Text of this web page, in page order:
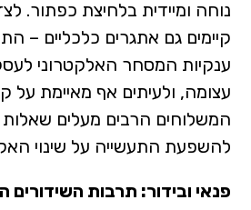
נוחה ומיידית בלחיצת כפתור.
קיימים גם אתגרים כלכליים –
ענקיות המסחר האלקטרוני
עצומה, ולעיתים אף מאיימת על
המשלוחים הרבים מעלים שאלות
להשפעת התעשייה על שינוי
פנאי ובידור: תרבות השידורים